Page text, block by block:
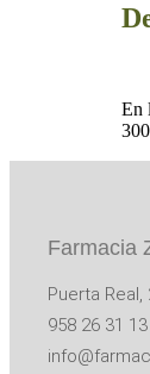
En
Farmacia
Puerta Real,
958 26 31 13